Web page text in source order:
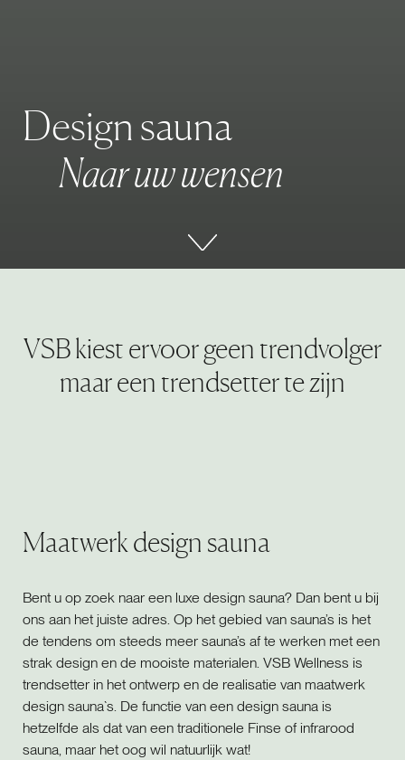
Design sauna
Naaruwwensen
VSB kiest ervoor geen trendvolger
maar een trendsetter te zijn
Maatwerk design sauna
Bent u op zoek naar een luxe design sauna? Dan bent u bij
ons aan het juiste adres. Op het gebied van sauna’s is het
de tendens om steeds meer sauna’s af te werken met een
strak design en de mooiste materialen. VSB Wellness is
trendsetter in het ontwerp en de realisatie van maatwerk
design sauna`s. De functie van een design sauna is
hetzelfde als dat van een traditionele Finse of infrarood
sauna, maar het oog wil natuurlijk wat!